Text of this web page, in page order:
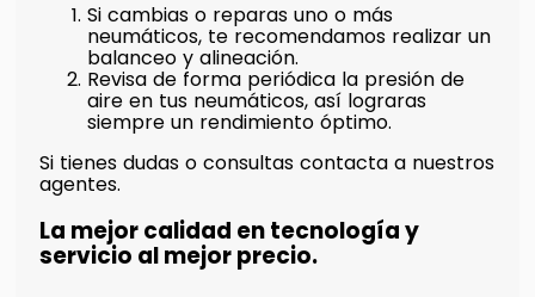
Si cambias o reparas uno o más
neumáticos, te recomendamos realizar un
balanceo y alineación.
Revisa de forma periódica la presión de
aire en tus neumáticos, así lograras
siempre un rendimiento óptimo.
Si tienes dudas o consultas contacta a nuestros
agentes.
La mejor calidad en tecnología y
servicio al mejor precio.